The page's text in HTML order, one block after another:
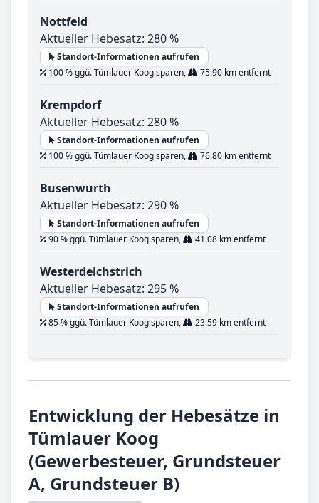
Nottfeld
Aktueller Hebesatz: 280 %
Standort-Informationen aufrufen
100 % ggü. Tümlauer Koog sparen,
75.90 km entfernt
Krempdorf
Aktueller Hebesatz: 280 %
Standort-Informationen aufrufen
100 % ggü. Tümlauer Koog sparen,
76.80 km entfernt
Busenwurth
Aktueller Hebesatz: 290 %
Standort-Informationen aufrufen
90 % ggü. Tümlauer Koog sparen,
41.08 km entfernt
Westerdeichstrich
Aktueller Hebesatz: 295 %
Standort-Informationen aufrufen
85 % ggü. Tümlauer Koog sparen,
23.59 km entfernt
Entwicklung der Hebesätze in
Tümlauer Koog
(Gewerbesteuer, Grundsteuer
A, Grundsteuer B)